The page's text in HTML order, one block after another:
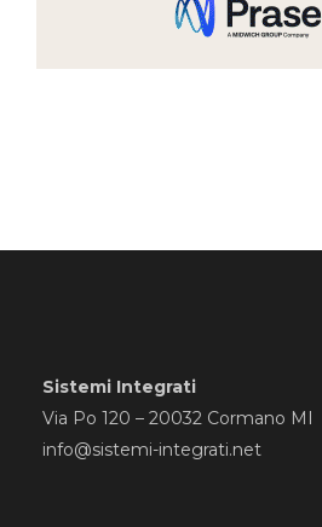
Sistemi Integrati
Via Po 120 – 20032 Cormano MI
info@sistemi-integrati.net